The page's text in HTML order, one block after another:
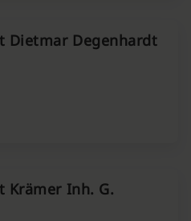
Dietmar Degenhardt
Krämer Inh. G.